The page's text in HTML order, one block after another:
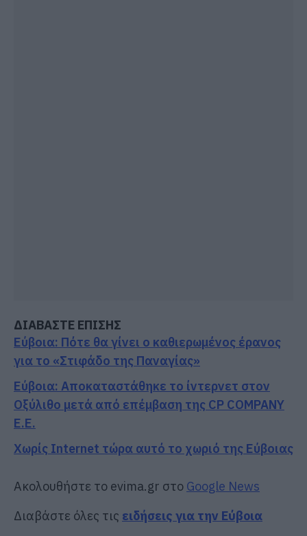
ΔΙΑΒΑΣΤΕ ΕΠΙΣΗΣ
Εύβοια: Πότε θα γίνει ο καθιερωμένος έρανος
για το «Στιφάδο της Παναγίας»
Εύβοια: Αποκαταστάθηκε το ίντερνετ στον
Οξύλιθο μετά από επέμβαση της CP COMPANY
Ε.Ε.
Χωρίς Internet τώρα αυτό το χωριό της Εύβοιας
Ακολουθήστε το evima.gr στο Google News
Διαβάστε όλες τις ειδήσεις για την Εύβοια